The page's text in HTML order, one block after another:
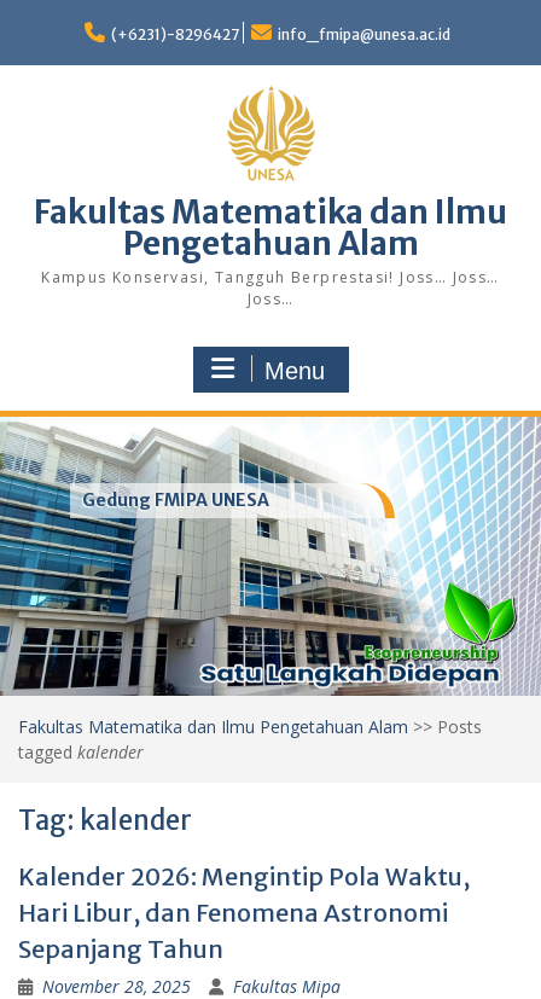
content
(+6231)-8296427 info_fmipa@unesa.ac.id
Fakultas Matematika dan Ilmu
Pengetahuan Alam
Kampus Konservasi, Tangguh Berprestasi! Joss… Joss…
Joss…
Menu
Gedung FMIPA UNESA
Fakultas Matematika dan Ilmu Pengetahuan Alam >> Posts
tagged kalender
Tag: kalender
Kalender 2026: Mengintip Pola Waktu,
Hari Libur, dan Fenomena Astronomi
Sepanjang Tahun
November 28, 2025 Fakultas Mipa